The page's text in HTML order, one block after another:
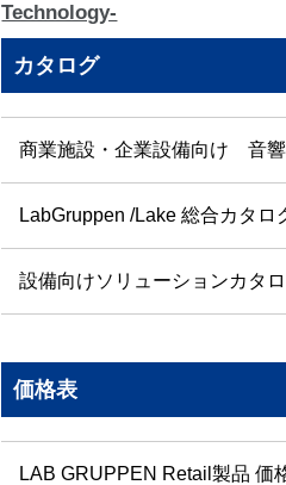
Technology-
カタログ
商業施設・企業設備向け 音
LabGruppen /Lake 総合カタロ
設備向けソリューションカタ
価格表
LAB GRUPPEN Retail製品 価